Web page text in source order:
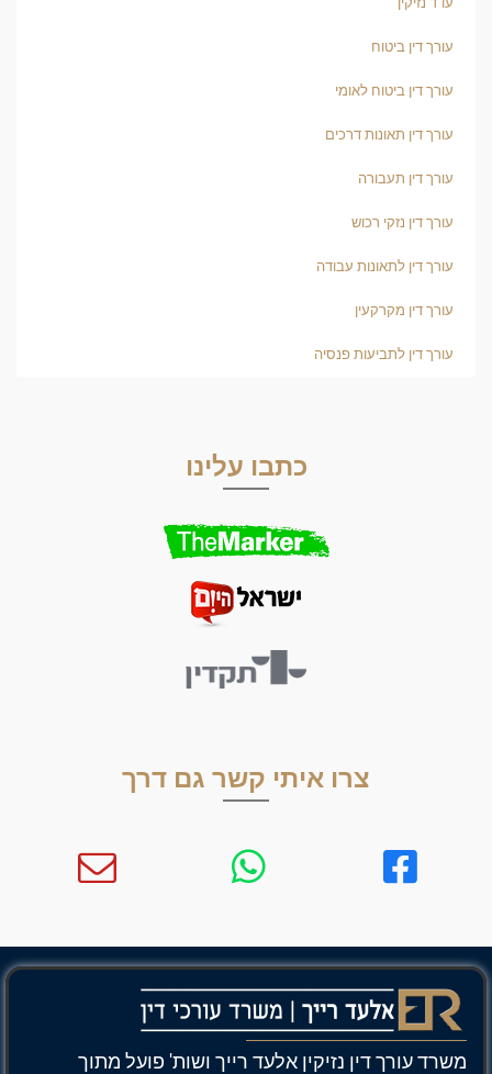
עורך דין ביטוח
עורך דין ביטוח לאומי
עורך דין תאונות דרכים
עורך דין תעבורה
עורך דין נזקי רכוש
עורך דין לתאונות עבודה
עורך דין מקרקעין
עורך דין לתביעות פנסיה
כתבו עלינו
צרו איתי קשר גם דרך
משרד עורך דין נזיקין אלעד רייך ושות' פועל מתוך